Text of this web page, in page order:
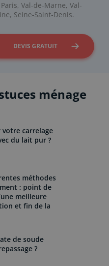
Val-de-Marne, Val-
Seine-Saint-Denis.
DEVIS GRATUIT
ménage
carrelage
du lait pur ?
méthodes
: point de
meilleure
et fin de la
de soude
?